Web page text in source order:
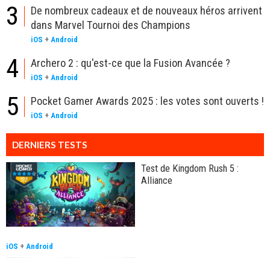
3
De nombreux cadeaux et de nouveaux héros arrivent
dans Marvel Tournoi des Champions
iOS + Android
4 Archero 2 : qu'est-ce que la Fusion Avancée ?
iOS + Android
5 Pocket Gamer Awards 2025 : les votes sont ouverts !
iOS + Android
DERNIERS TESTS
Test de Kingdom Rush 5 :
Alliance
iOS + Android